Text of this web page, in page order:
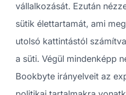
vállalkozását. Ezután
sütik élettartamát, ami
utolsó kattintástól
a süti. Végül mindenképp
Bookbyte irányelveit az